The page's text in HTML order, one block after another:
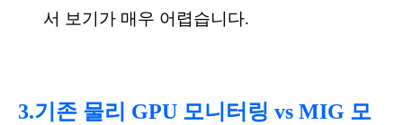
서 보기가 매우 어렵습니다.
3.기존 물리 GPU 모니터링 vs MIG 모